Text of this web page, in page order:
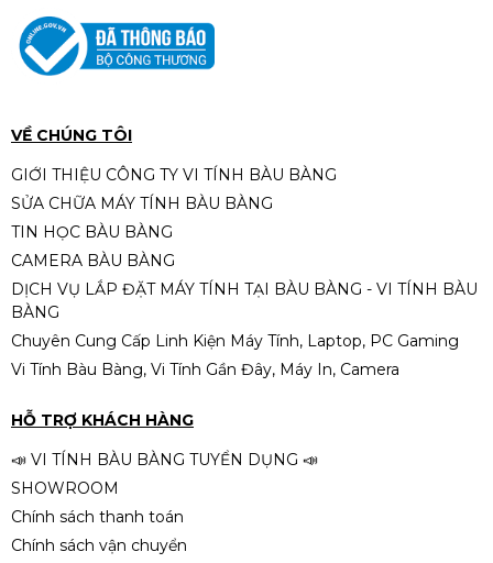
RUY BĂNG MỰC THAY MÁY
EPSON LQ-310
-14%
LaserJet 5200, 5200L/Canon LBP
3500
VỀ CHÚNG TÔI
GIỚI THIỆU CÔNG TY VI TÍNH BÀU BÀNG
SỬA CHỮA MÁY TÍNH BÀU BÀNG
TIN HỌC BÀU BÀNG
CAMERA BÀU BÀNG
DỊCH VỤ LẮP ĐẶT MÁY TÍNH TẠI BÀU BÀNG - VI TÍNH BÀU
BÀNG
Chuyên Cung Cấp Linh Kiện Máy Tính, Laptop, PC Gaming
Vi Tính Bàu Bàng, Vi Tính Gần Đây, Máy In, Camera
HỖ TRỢ KHÁCH HÀNG
📣 VI TÍNH BÀU BÀNG TUYỂN DỤNG 📣
SHOWROOM
Chính sách thanh toán
Chính sách vận chuyển